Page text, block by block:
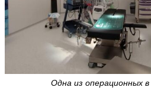
Одна из операционных в